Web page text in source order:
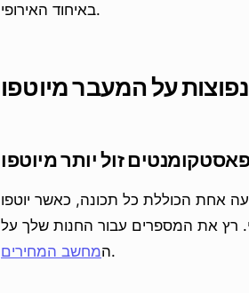
באיחוד האירופי.
על המעבר מיוטפו
אחת הכוללת כל תכונה, כאשר יוטפו
רץ את המספרים עבור החנות שלך על
המחשב המחירים .